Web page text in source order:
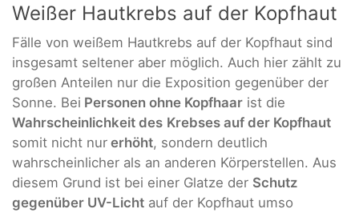
Weißer Hautkrebs auf der Kopfhaut
Fälle von weißem Hautkrebs auf der Kopfhaut sind
insgesamt seltener aber möglich. Auch hier zählt zu
großen Anteilen nur die Exposition gegenüber der
Sonne. Bei Personen ohne Kopfhaar ist die
Wahrscheinlichkeit des Krebses auf der Kopfhaut
somit nicht nur erhöht, sondern deutlich
wahrscheinlicher als an anderen Körperstellen. Aus
diesem Grund ist bei einer Glatze der Schutz
gegenüber UV-Licht auf der Kopfhaut umso